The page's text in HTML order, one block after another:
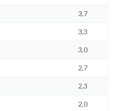
3,7
3,3
3,0
2,7
2,3
2,0